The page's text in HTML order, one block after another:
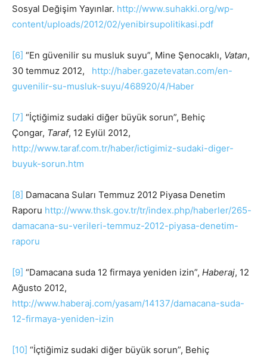
Sosyal Değişim Yayınlar. http://www.suhakki.org/wp-
content/uploads/2012/02/yenibirsupolitikasi.pdf
[6] “En güvenilir su musluk suyu”, Mine Şenocaklı, Vatan,
30 temmuz 2012, http://haber.gazetevatan.com/en-
guvenilir-su-musluk-suyu/468920/4/Haber
[7] “İçtiğimiz sudaki diğer büyük sorun”, Behiç
Çongar, Taraf, 12 Eylül 2012,
http://www.taraf.com.tr/haber/ictigimiz-sudaki-diger-
buyuk-sorun.htm
[8] Damacana Suları Temmuz 2012 Piyasa Denetim
Raporu http://www.thsk.gov.tr/tr/index.php/haberler/265-
damacana-su-verileri-temmuz-2012-piyasa-denetim-
raporu
[9] “Damacana suda 12 firmaya yeniden izin”, Haberaj, 12
Ağusto 2012,
http://www.haberaj.com/yasam/14137/damacana-suda-
12-firmaya-yeniden-izin
[10] “İçtiğimiz sudaki diğer büyük sorun”, Behiç